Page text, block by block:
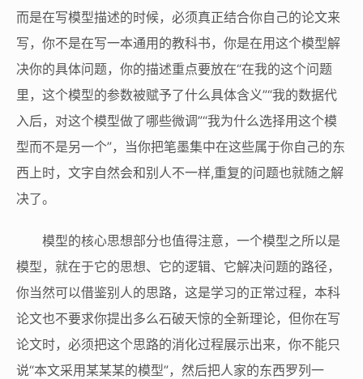
而是在写模型描述的时候，必须真正结合你自己的论文来
写，你不是在写一本通用的教科书，你是在用这个模型解
决你的具体问题，你的描述重点要放在“在我的这个问题
里，这个模型的参数被赋予了什么具体含义”“我的数据代
入后，对这个模型做了哪些微调”“我为什么选择用这个模
型而不是另一个”，当你把笔墨集中在这些属于你自己的东
西上时，文字自然会和别人不一样,重复的问题也就随之解
决了。
模型的核心思想部分也值得注意，一个模型之所以是
模型，就在于它的思想、它的逻辑、它解决问题的路径，
你当然可以借鉴别人的思路，这是学习的正常过程，本科
论文也不要求你提出多么石破天惊的全新理论，但你在写
论文时，必须把这个思路的消化过程展示出来，你不能只
说“本文采用某某某的模型”，然后把人家的东西罗列一